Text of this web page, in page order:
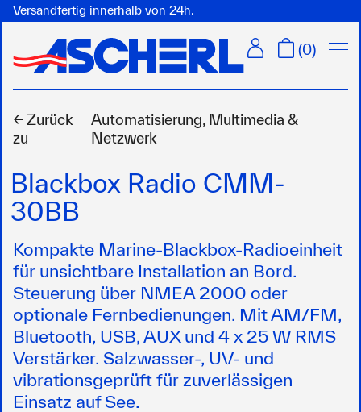
Versandfertig innerhalb von 24h.
(0)
← Zurück
zu
Automatisierung, Multimedia &
Netzwerk
Blackbox Radio CMM-
30BB
Kompakte Marine-Blackbox-Radioeinheit
für unsichtbare Installation an Bord.
Steuerung über NMEA 2000 oder
optionale Fernbedienungen. Mit AM/FM,
Bluetooth, USB, AUX und 4 x 25 W RMS
Verstärker. Salzwasser-, UV- und
vibrationsgeprüft für zuverlässigen
Einsatz auf See.